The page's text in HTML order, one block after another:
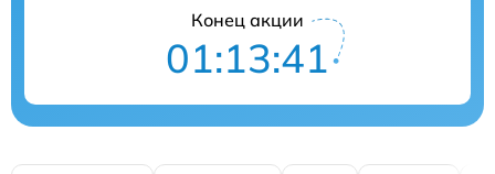
Конец акции
01:13:40